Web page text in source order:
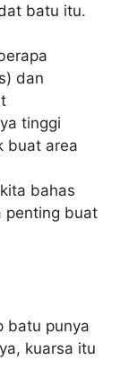
batu itu.
dan
tinggi
buat area
bahas
penting buat
batu punya
kuarsa itu